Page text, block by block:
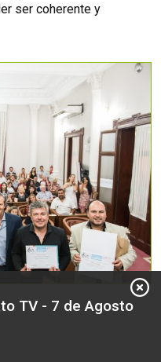
ser coherente y
TV - 7 de Agosto